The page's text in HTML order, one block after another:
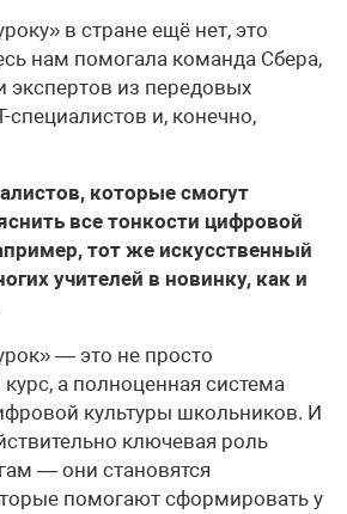
в стране ещё нет, это
нам помогала команда Сбера,
экспертов из передовых
специалистов и, конечно,
которые смогут
все тонкости цифровой
тот же искусственный
учителей в новинку, как и
— это не просто
а полноценная система
культуры школьников. И
ключевая роль
— они становятся
помогают сформировать у